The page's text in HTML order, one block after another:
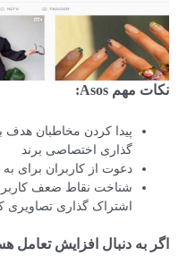
نکات مهم Asos
:
پیدا کردن مخاطبان هدف
گذاری اختصاصی برند
دعوت از کاربران برای
شناخت نقاط ضعف
اشتراک گذاری تصاویری
اگر به دنبال افزایش